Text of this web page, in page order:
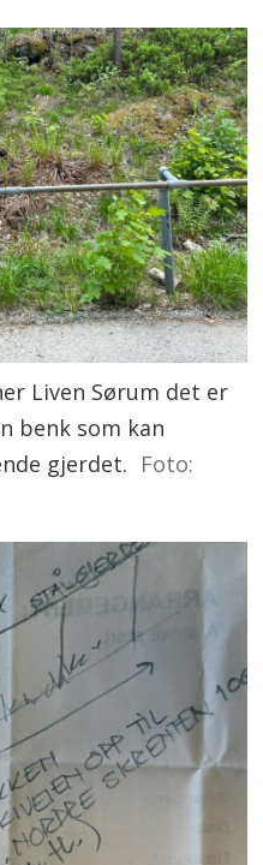
Liven Sørum det er
benk som kan
gjerdet. Foto: